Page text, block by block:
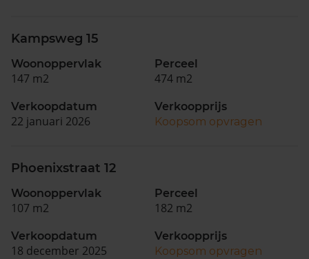
Kampsweg 15
Woonoppervlak
147 m2
Perceel
474 m2
Verkoopdatum
22 januari 2026
Verkoopprijs
Koopsom opvragen
Phoenixstraat 12
Woonoppervlak
107 m2
Perceel
182 m2
Verkoopdatum
18 december 2025
Verkoopprijs
Koopsom opvragen